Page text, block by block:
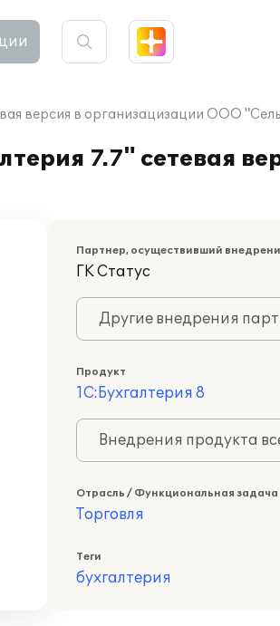
версия в организацизации ООО
7.7" сетевая
Партнер, осуществивший
ГК Статус
Другие внедрения
Продукт
1С:Бухгалтерия 8
Внедрения продукта
Отрасль / Функциональная задача
Торговля
Теги
бухгалтерия